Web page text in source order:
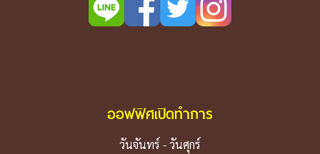
ออฟฟิศเปิดทำการ
วันจันทร์ - วันศุกร์